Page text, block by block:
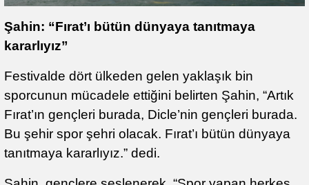
Şahin: “Fırat’ı bütün dünyaya tanıtmaya
kararlıyız”
Festivalde dört ülkeden gelen yaklaşık bin
sporcunun mücadele ettiğini belirten Şahin, “Artık
Fırat’ın gençleri burada, Dicle’nin gençleri burada.
Bu şehir spor şehri olacak. Fırat’ı bütün dünyaya
tanıtmaya kararlıyız.” dedi.